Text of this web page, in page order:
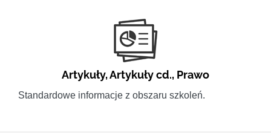
Artykuły,Artykuły cd., Prawo
Standardowe informacje z obszaru szkoleń.